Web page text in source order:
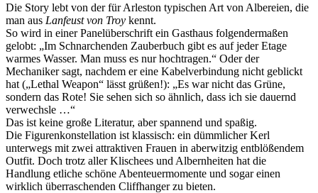
Die Story lebt von der für Arleston typischen Art von Albereien, die
man aus Lanfeust von Troy kennt.
So wird in einer Panelüberschrift ein Gasthaus folgendermaßen
gelobt: „Im Schnarchenden Zauberbuch gibt es auf jeder Etage
warmes Wasser. Man muss es nur hochtragen.“ Oder der
Mechaniker sagt, nachdem er eine Kabelverbindung nicht geblickt
hat („Lethal Weapon“ lässt grüßen!): „Es war nicht das Grüne,
sondern das Rote! Sie sehen sich so ähnlich, dass ich sie dauernd
verwechsle …“
Das ist keine große Literatur, aber spannend und spaßig.
Die Figurenkonstellation ist klassisch: ein dümmlicher Kerl
unterwegs mit zwei attraktiven Frauen in aberwitzig entblößendem
Outfit. Doch trotz aller Klischees und Albernheiten hat die
Handlung etliche schöne Abenteuermomente und sogar einen
wirklich überraschenden Cliffhanger zu bieten.